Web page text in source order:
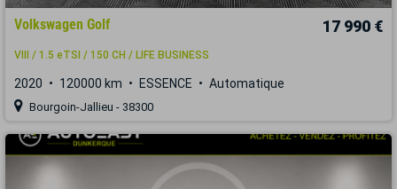
Volkswagen Golf 17 990 €
VIII / 1.5 eTSI / 150 CH / LIFE BUSINESS
2020 120000 km ESSENCE Automatique
Bourgoin-Jallieu - 38300